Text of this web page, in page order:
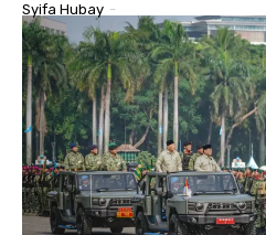
Syifa Hubay -